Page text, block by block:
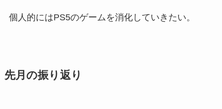
個人的にはPS5のゲームを消化していきたい。
先月の振り返り